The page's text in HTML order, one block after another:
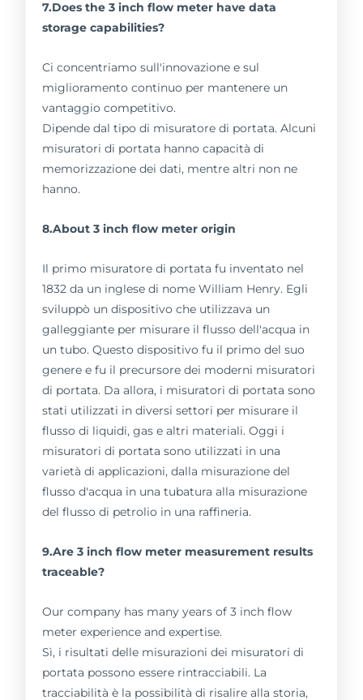
7.Does the 3 inch flow meter have data
storage capabilities?
Ci concentriamo sull'innovazione e sul
miglioramento continuo per mantenere un
vantaggio competitivo.
Dipende dal tipo di misuratore di portata. Alcuni
misuratori di portata hanno capacità di
memorizzazione dei dati, mentre altri non ne
hanno.
8.About 3 inch flow meter origin
Il primo misuratore di portata fu inventato nel
1832 da un inglese di nome William Henry. Egli
sviluppò un dispositivo che utilizzava un
galleggiante per misurare il flusso dell'acqua in
un tubo. Questo dispositivo fu il primo del suo
genere e fu il precursore dei moderni misuratori
di portata. Da allora, i misuratori di portata sono
stati utilizzati in diversi settori per misurare il
flusso di liquidi, gas e altri materiali. Oggi i
misuratori di portata sono utilizzati in una
varietà di applicazioni, dalla misurazione del
flusso d'acqua in una tubatura alla misurazione
del flusso di petrolio in una raffineria.
9.Are 3 inch flow meter measurement results
traceable?
Our company has many years of 3 inch flow
meter experience and expertise.
Sì, i risultati delle misurazioni dei misuratori di
portata possono essere rintracciabili. La
tracciabilità è la possibilità di risalire alla storia,